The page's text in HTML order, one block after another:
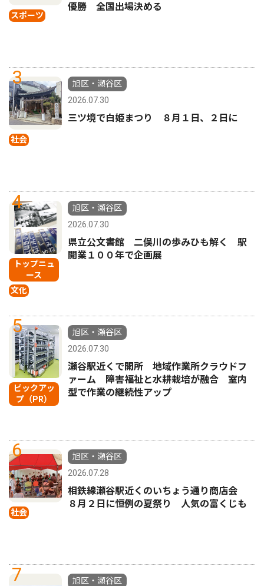
スポーツ
優勝 全国出場決める
3
社会
旭区・瀬谷区
2026.07.30
三ツ境で白姫まつり ８月１日、２日に
4
トップニュ
ース
文化
旭区・瀬谷区
2026.07.30
県立公文書館 二俣川の歩みひも解く 駅
開業１００年で企画展
5
ピックアッ
プ（PR）
旭区・瀬谷区
2026.07.30
瀬谷駅近くで開所 地域作業所クラウドフ
ァーム 障害福祉と水耕栽培が融合 室内
型で作業の継続性アップ
6
社会
旭区・瀬谷区
2026.07.28
相鉄線瀬谷駅近くのいちょう通り商店会
８月２日に恒例の夏祭り 人気の富くじも
7
旭区・瀬谷区